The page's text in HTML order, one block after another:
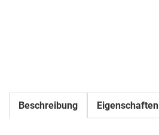
Beschreibung Eigenschaften